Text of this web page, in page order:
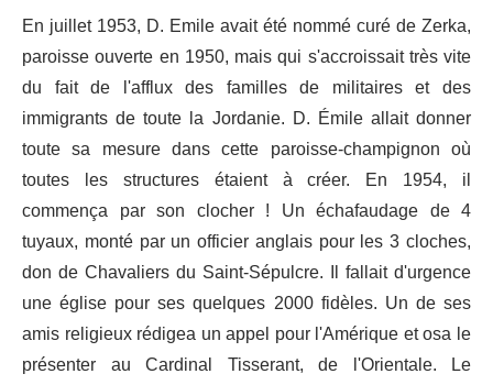
En juillet 1953, D. Emile avait été nommé curé de Zerka,
paroisse ouverte en 1950, mais qui s'accroissait très vite
du fait de l'afflux des familles de militaires et des
immigrants de toute la Jordanie. D. Émile allait donner
toute sa mesure dans cette paroisse-champignon où
toutes les structures étaient à créer. En 1954, il
commença par son clocher ! Un échafaudage de 4
tuyaux, monté par un officier anglais pour les 3 cloches,
don de Chavaliers du Saint-Sépulcre. Il fallait d'urgence
une église pour ses quelques 2000 fidèles. Un de ses
amis religieux rédigea un appel pour l'Amérique et osa le
présenter au Cardinal Tisserant, de l'Orientale. Le